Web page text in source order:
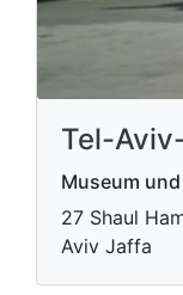
Tel-
Museum
27 Shaul
Aviv Jaffa